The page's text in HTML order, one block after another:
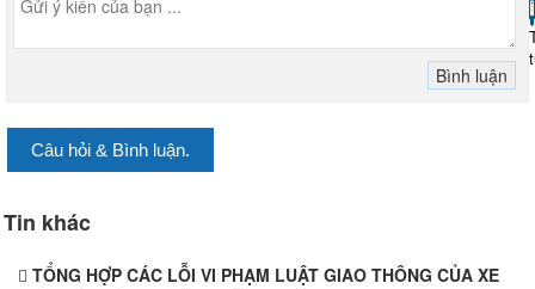
Câu hỏi & Bình luận.
Tin khác
TỔNG HỢP CÁC LỖI VI PHẠM LUẬT GIAO THÔNG CỦA XE